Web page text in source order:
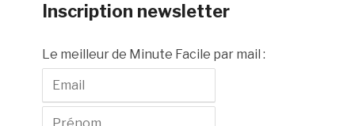
Inscription newsletter
Le meilleur de Minute Facile par mail :